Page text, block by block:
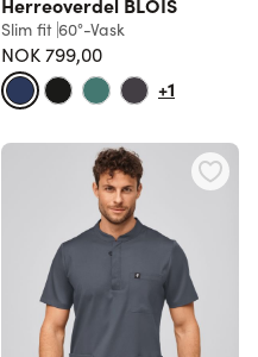
Slim fit 60°-Vask
NOK 799,00
+1